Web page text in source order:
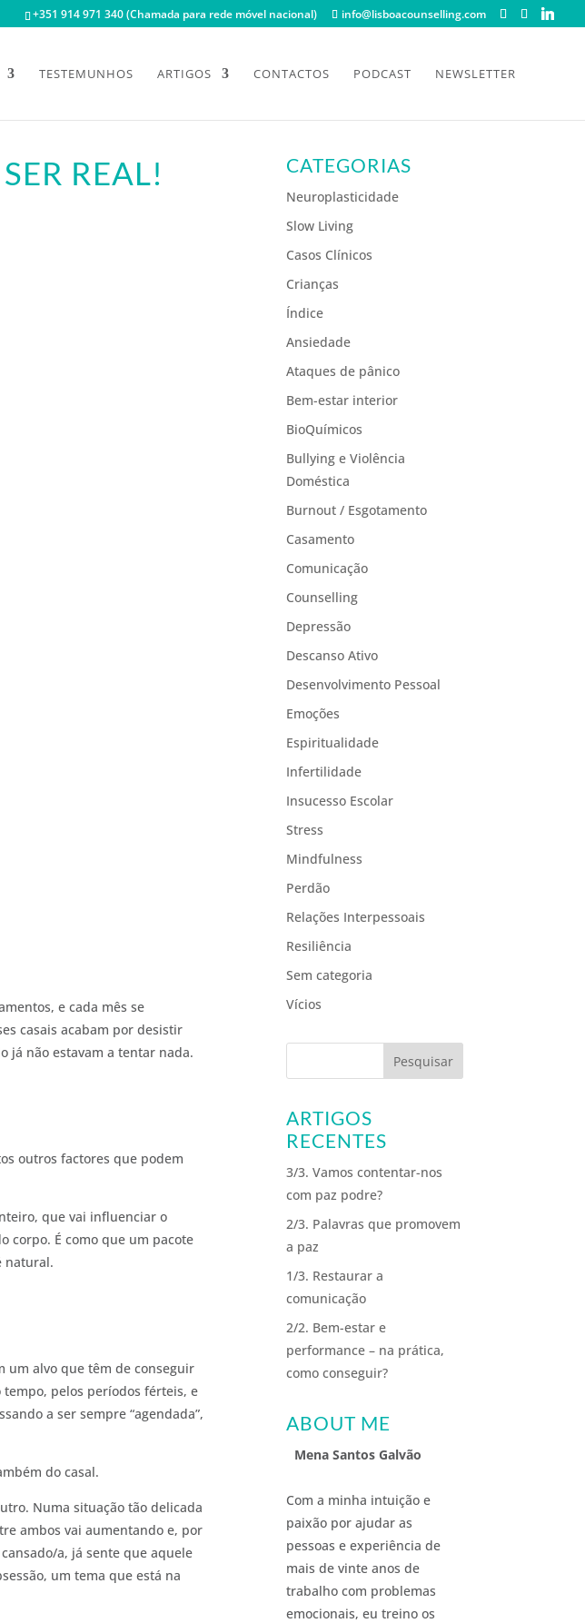
+351 914 971 340 (Chamada para rede móvel nacional) info@lisboacounselling.com
TESTEMUNHOS ARTIGOS CONTACTOS PODCAST NEWSLETTER
REAL!
e cada mês se
casais acabam por desistir
já não estavam a tentar nada.
outros factores que podem
que vai influenciar o
corpo. É como que um pacote
natural.
um alvo que têm de conseguir
tempo, pelos períodos férteis, e
a ser sempre “agendada”,
do casal.
Numa situação tão delicada
ambos vai aumentando e, por
a, já sente que aquele
um tema que está na
CATEGORIAS
Neuroplasticidade
Slow Living
Casos Clínicos
Crianças
Índice
Ansiedade
Ataques de pânico
Bem-estar interior
BioQuímicos
Bullying e Violência
Doméstica
Burnout / Esgotamento
Casamento
Comunicação
Counselling
Depressão
Descanso Ativo
Desenvolvimento Pessoal
Emoções
Espiritualidade
Infertilidade
Insucesso Escolar
Stress
Mindfulness
Perdão
Relações Interpessoais
Resiliência
Sem categoria
Vícios
ARTIGOS
RECENTES
3/3. Vamos contentar-nos
com paz podre?
2/3. Palavras que promovem
a paz
1/3. Restaurar a
comunicação
2/2. Bem-estar e
performance – na prática,
como conseguir?
ABOUT ME
Mena Santos Galvão
Com a minha intuição e
paixão por ajudar as
pessoas e experiência de
mais de vinte anos de
trabalho com problemas
emocionais, eu treino os